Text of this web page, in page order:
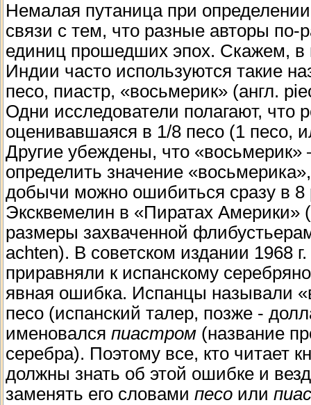
Немалая путаница при
связи с тем, что разные авторы по-
единиц прошедших эпох. Скажем, в
Индии часто используются такие
песо, пиастр, «восьмерик» (англ.
Одни исследователи полагают, что
оценивавшаяся в 1/8 песо (1 песо,
Другие убеждены, что «восьмерик»
определить значение
добычи можно ошибиться сразу в 8
Эксквемелин в «Пиратах Америки»
размеры захваченной
achten). В советском издании 1968
приравняли к испанскому
явная ошибка. Испанцы называли
песо (испанский талер, позже -
именовался пиастром (название
серебра). Поэтому все, кто читает
должны знать об этой ошибке и
заменять его словами песо или